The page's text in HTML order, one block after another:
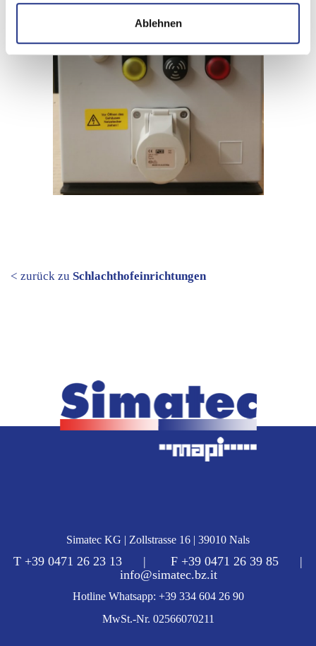
Ablehnen
< zurück zu Schlachthofeinrichtungen
Simatec KG | Zollstrasse 16 | 39010 Nals
T +39 0471 26 23 13 | F +39 0471 26 39 85 |
info@simatec.bz.it
Hotline Whatsapp: +39 334 604 26 90
MwSt.-Nr. 02566070211